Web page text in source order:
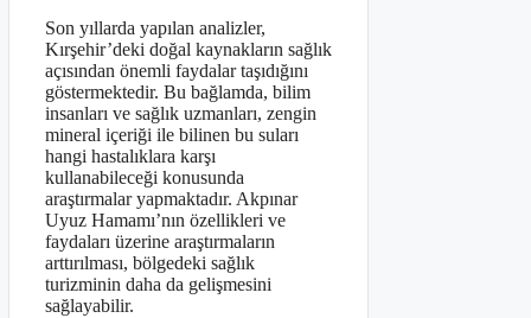
Son yıllarda yapılan analizler,
Kırşehir’deki doğal kaynakların sağlık
açısından önemli faydalar taşıdığını
göstermektedir. Bu bağlamda, bilim
insanları ve sağlık uzmanları, zengin
mineral içeriği ile bilinen bu suları
hangi hastalıklara karşı
kullanabileceği konusunda
araştırmalar yapmaktadır. Akpınar
Uyuz Hamamı’nın özellikleri ve
faydaları üzerine araştırmaların
arttırılması, bölgedeki sağlık
turizminin daha da gelişmesini
sağlayabilir.